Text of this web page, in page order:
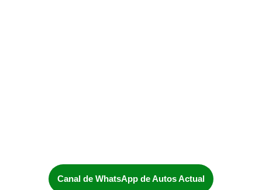
Canal de WhatsApp de Autos Actual